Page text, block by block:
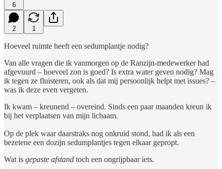
6
2 1
Hoeveel ruimte heeft een sedumplantje nodig?
Van alle vragen die ik vanmorgen op de Ranzijn-medewerker had
afgevuurd – hoeveel zon is goed? Is extra water geven nodig? Mag
ik tegen ze fluisteren, ook als dat mij persoonlijk helpt met issues? –
was ik deze even vergeten.
Ik kwam – kreunend – overeind. Sinds een paar maanden kreun ik
bij het verplaatsen van mijn lichaam.
Op de plek waar daarstraks nog onkruid stond, had ik als een
bezetene een dozijn sedumplantjes tegen elkaar gepropt.
Wat is gepaste afstand toch een ongrijpbaar iets.